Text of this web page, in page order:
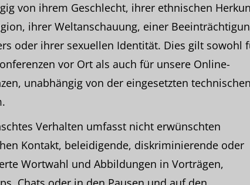
von ihrem Geschlecht, ihrer ethnischen
ihrer Weltanschauung, einer
oder ihrer sexuellen Identität. Dies gilt sowohl
vor Ort als auch für unsere Online-
unabhängig von der eingesetzten technischen
Verhalten umfasst nicht erwünschten
Kontakt, beleidigende, diskriminierende oder
Wortwahl und Abbildungen in Vorträgen,